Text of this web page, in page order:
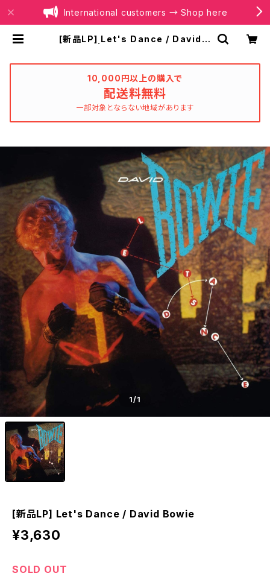
International customers → Shop here
[新品LP] Let's Dance / David B
10,000円以上の購入で
配送料無料
一部対象とならない地域があります
1/1
[新品LP] Let's Dance / David Bowie
¥3,630
SOLD OUT